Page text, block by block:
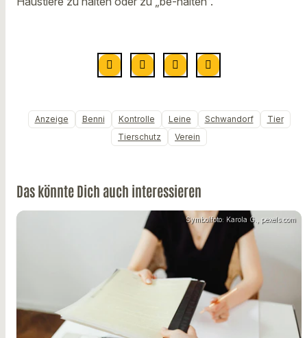
Anzeige Benni Kontrolle Leine Schwandorf
Tier
Tierschutz
Verein
Das könnte Dich auch interessieren
Symbolfoto: Karola G., pexels.com